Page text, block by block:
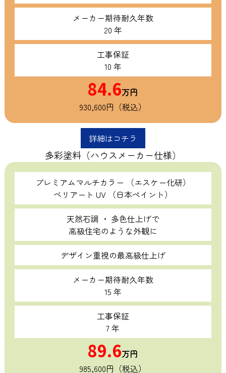
メーカー期待耐久年数
20 年
工事保証
10 年
84.6万円
930,600円（税込）
詳細はコチラ
多彩塗料（ハウスメーカー仕様）
プレミアムマルチカラー （エスケー化研）
ベリアート UV （日本ペイント）
天然石調 ・ 多色仕上げで
高級住宅のような外観に
デザイン重視の最高級仕上げ
メーカー期待耐久年数
15 年
工事保証
7 年
89.6万円
985,600円（税込）